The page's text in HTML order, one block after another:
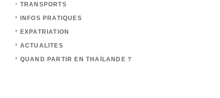
TRANSPORTS
INFOS PRATIQUES
EXPATRIATION
ACTUALITES
QUAND PARTIR EN THAÏLANDE ?